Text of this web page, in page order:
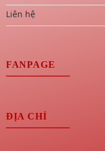
Liên hệ
FANPAGE
ĐỊA CHỈ